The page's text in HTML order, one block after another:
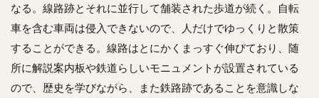
なる。線路跡とそれに並行して舗装された歩道が続く。自転
車を含む車両は侵入できないので、人だけでゆっくりと散策
することができる。線路はとにかくまっすぐ伸びており、随
所に解説案内板や鉄道らしいモニュメントが設置されている
ので、歴史を学びながら、また鉄路跡であることを意識しな